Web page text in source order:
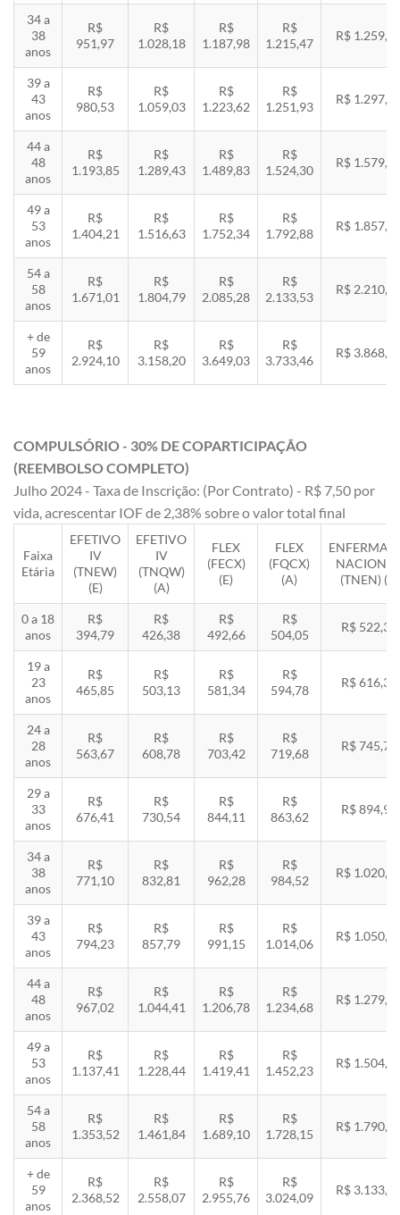
34 a
38
anos
R$
951,97
R$
1.028,18
R$
1.187,98
R$
1.215,47
R$
39 a
43
anos
R$
980,53
R$
1.059,03
R$
1.223,62
R$
1.251,93
R$
44 a
48
anos
R$
1.193,85
R$
1.289,43
R$
1.489,83
R$
1.524,30
R$
49 a
53
anos
R$
1.404,21
R$
1.516,63
R$
1.752,34
R$
1.792,88
R$
54 a
58
anos
R$
1.671,01
R$
1.804,79
R$
2.085,28
R$
2.133,53
R$
+ de
59
anos
R$
2.924,10
R$
3.158,20
R$
3.649,03
R$
3.733,46
R$
COMPULSÓRIO - 30% DE COPARTICIPAÇÃO
(REEMBOLSO COMPLETO)
Julho 2024 - Taxa de Inscrição: (Por Contrato) - R$ 7,50 por
vida, acrescentar IOF de 2,38% sobre o valor total final
Faixa
Etária
EFETIVO
IV
(TNEW)
(E)
EFETIVO
IV
(TNQW)
(A)
FLEX
(FECX)
(E)
FLEX
(FQCX)
(A)
(TNEN) (E)
0 a 18
anos
R$
394,79
R$
426,38
R$
492,66
R$
504,05
R$ 522,33
19 a
23
anos
R$
465,85
R$
503,13
R$
581,34
R$
594,78
R$ 616,35
24 a
28
anos
R$
563,67
R$
608,78
R$
703,42
R$
719,68
R$ 745,78
29 a
33
anos
R$
676,41
R$
730,54
R$
844,11
R$
863,62
R$ 894,94
34 a
38
anos
R$
771,10
R$
832,81
R$
962,28
R$
984,52
R$
39 a
43
anos
R$
794,23
R$
857,79
R$
991,15
R$
1.014,06
R$
44 a
48
anos
R$
967,02
R$
1.044,41
R$
1.206,78
R$
1.234,68
R$
49 a
53
anos
R$
1.137,41
R$
1.228,44
R$
1.419,41
R$
1.452,23
R$
54 a
58
anos
R$
1.353,52
R$
1.461,84
R$
1.689,10
R$
1.728,15
R$
+ de
59
anos
R$
2.368,52
R$
2.558,07
R$
2.955,76
R$
3.024,09
R$